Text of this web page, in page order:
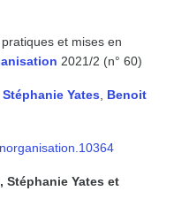
et mises en
2021/2 (n° 60)
Stéphanie Yates
Benoit
0364
Stéphanie Yates et